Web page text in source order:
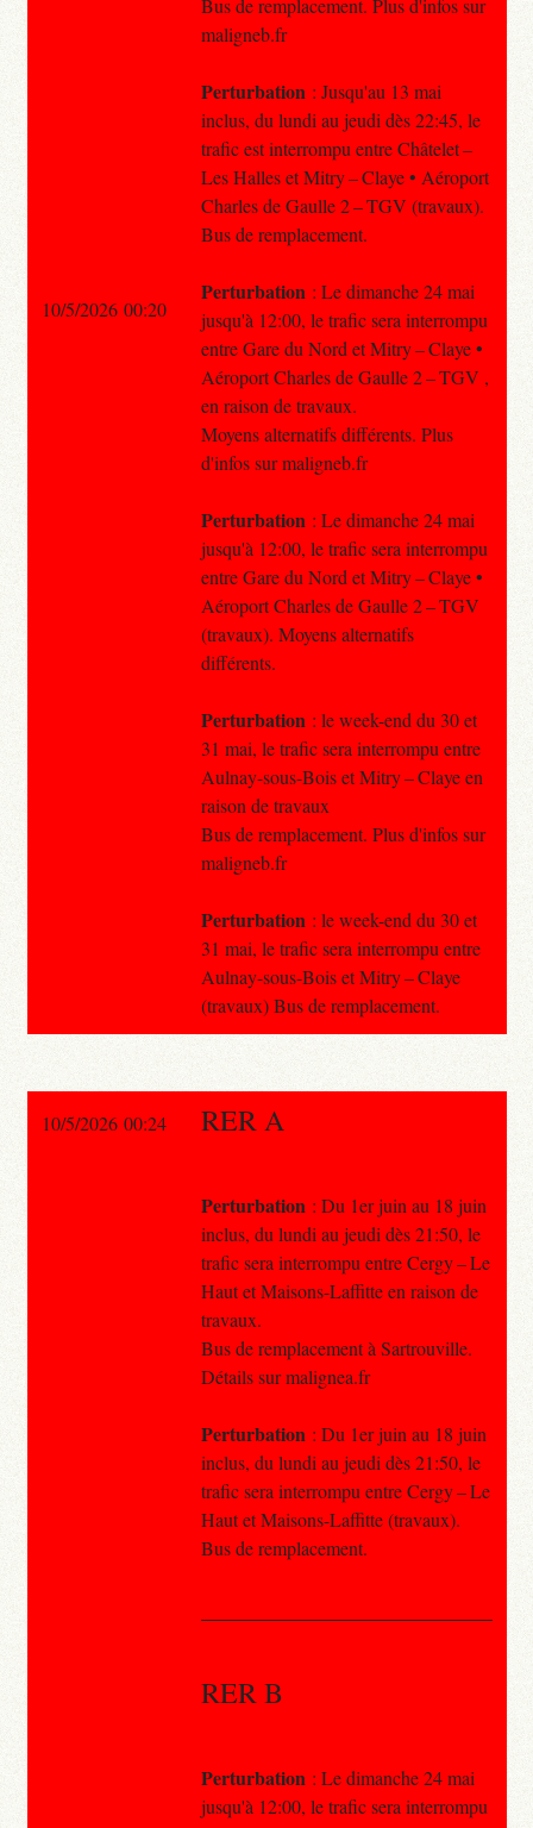
Bus de remplacement. Plus d'infos sur
maligneb.fr
Perturbation : Jusqu'au 13 mai
inclus, du lundi au jeudi dès 22:45, le
trafic est interrompu entre Châtelet –
Les Halles et Mitry – Claye • Aéroport
Charles de Gaulle 2 – TGV (travaux).
Bus de remplacement.
Perturbation : Le dimanche 24 mai
jusqu'à 12:00, le trafic sera interrompu
entre Gare du Nord et Mitry – Claye •
Aéroport Charles de Gaulle 2 – TGV ,
en raison de travaux.
Moyens alternatifs différents. Plus
d'infos sur maligneb.fr
Perturbation : Le dimanche 24 mai
jusqu'à 12:00, le trafic sera interrompu
entre Gare du Nord et Mitry – Claye •
Aéroport Charles de Gaulle 2 – TGV
(travaux). Moyens alternatifs
différents.
Perturbation : le week-end du 30 et
31 mai, le trafic sera interrompu entre
Aulnay-sous-Bois et Mitry – Claye en
raison de travaux
Bus de remplacement. Plus d'infos sur
maligneb.fr
Perturbation : le week-end du 30 et
31 mai, le trafic sera interrompu entre
Aulnay-sous-Bois et Mitry – Claye
(travaux) Bus de remplacement.
10/5/2026 00:20
10/5/2026 00:24 RER A
Perturbation : Du 1er juin au 18 juin
inclus, du lundi au jeudi dès 21:50, le
trafic sera interrompu entre Cergy – Le
Haut et Maisons-Laffitte en raison de
travaux.
Bus de remplacement à Sartrouville.
Détails sur malignea.fr
Perturbation : Du 1er juin au 18 juin
inclus, du lundi au jeudi dès 21:50, le
trafic sera interrompu entre Cergy – Le
Haut et Maisons-Laffitte (travaux).
Bus de remplacement.
RER B
Perturbation : Le dimanche 24 mai
jusqu'à 12:00, le trafic sera interrompu